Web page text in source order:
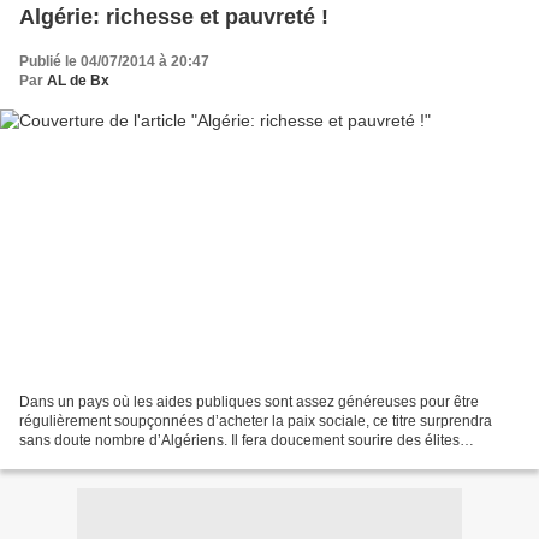
Algérie: richesse et pauvreté !
Publié le 04/07/2014 à 20:47
Par AL de Bx
Dans un pays où les aides publiques sont assez généreuses pour être
régulièrement soupçonnées d’acheter la paix sociale, ce titre surprendra
sans doute nombre d’Algériens. Il fera doucement sourire des élites